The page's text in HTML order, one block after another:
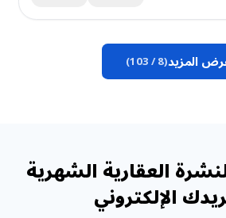
المزيد(
8
/
103
)
العقارية الشهرية
الإلكتروني